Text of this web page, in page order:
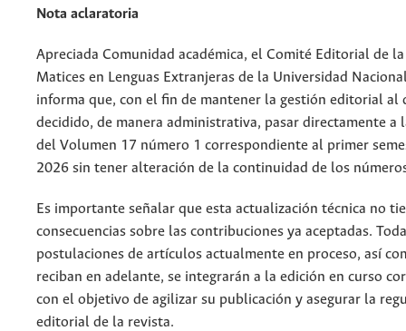
Nota aclaratoria
Apreciada Comunidad académica, el Comité Editorial de la
Matices en Lenguas Extranjeras de la Universidad
informa que, con el fin de mantener la gestión editorial al
decidido, de manera administrativa, pasar directamente a
del Volumen 17 número 1 correspondiente al primer
2026 sin tener alteración de la continuidad de los
Es importante señalar que esta actualización técnica no
consecuencias sobre las contribuciones ya aceptadas.
postulaciones de artículos actualmente en proceso, así
reciban en adelante, se integrarán a la edición en curso
con el objetivo de agilizar su publicación y asegurar la
editorial de la revista.